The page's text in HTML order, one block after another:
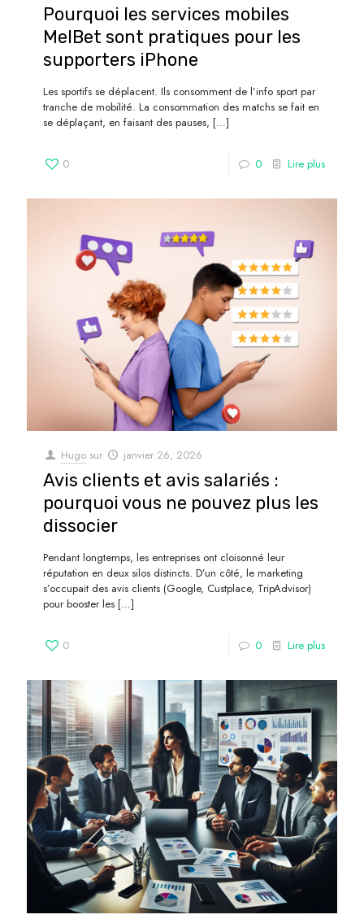
Pourquoi les services mobiles
MelBet sont pratiques pour les
supporters iPhone
Les sportifs se déplacent. Ils consomment de l’info sport par
tranche de mobilité. La consommation des matchs se fait en
se déplaçant, en faisant des pauses, […]
0 0 Lire plus
Hugo sur janvier 26, 2026
Avis clients et avis salariés :
pourquoi vous ne pouvez plus les
dissocier
Pendant longtemps, les entreprises ont cloisonné leur
réputation en deux silos distincts. D’un côté, le marketing
s’occupait des avis clients (Google, Custplace, TripAdvisor)
pour booster les […]
0 0 Lire plus